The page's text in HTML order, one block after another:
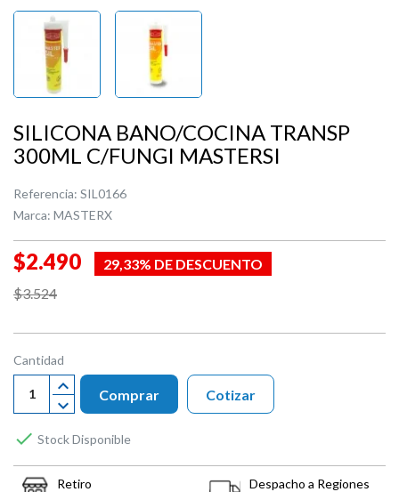
SILICONA BANO/COCINA TRANSP
300ML C/FUNGI MASTERSI
Referencia: SIL0166
Marca: MASTERX
$2.490
29,33% DE DESCUENTO
$3.524
Cantidad
Comprar
 Stock Disponible
Cotizar
Retiro
Despacho a Regiones